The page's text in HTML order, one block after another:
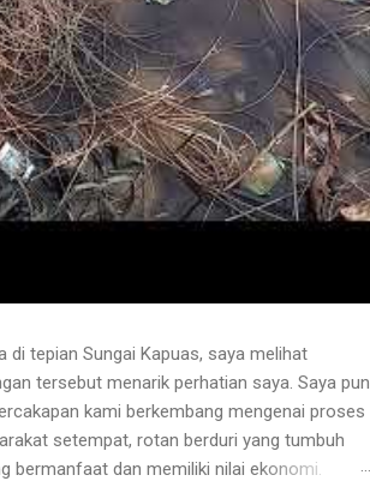
di tepian Sungai Kapuas, saya melihat
tersebut menarik perhatian saya. Saya pun
kami berkembang mengenai proses
setempat, rotan berduri yang tumbuh
bermanfaat dan memiliki nilai ekonomi.